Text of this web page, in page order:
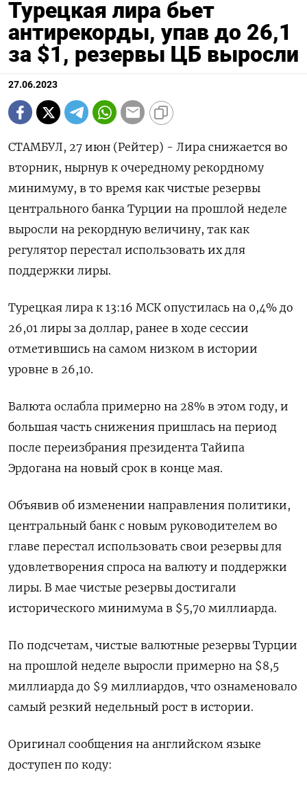
Турецкая лира бьет
антирекорды, упав до 26,1
за $1, резервы ЦБ выросли
27.06.2023
СТАМБУЛ, 27 июн (Рейтер) - Лира снижается во
вторник, нырнув к очередному рекордному
минимуму, в то время как чистые резервы
центрального банка Турции на прошлой неделе
выросли на рекордную величину, так как
регулятор перестал использовать их для
поддержки лиры.
Турецкая лира к 13:16 МСК опустилась на 0,4% до
26,01 лиры за доллар, ранее в ходе сессии
отметившись на самом низком в истории
уровне в 26,10.
Валюта ослабла примерно на 28% в этом году, и
большая часть снижения пришлась на период
после переизбрания президента Тайипа
Эрдогана на новый срок в конце мая.
Объявив об изменении направления политики,
центральный банк с новым руководителем во
главе перестал использовать свои резервы для
удовлетворения спроса на валюту и поддержки
лиры. В мае чистые резервы достигали
исторического минимума в $5,70 миллиарда.
По подсчетам, чистые валютные резервы Турции
на прошлой неделе выросли примерно на $8,5
миллиарда до $9 миллиардов, что ознаменовало
самый резкий недельный рост в истории.
Оригинал сообщения на английском языке
доступен по коду: